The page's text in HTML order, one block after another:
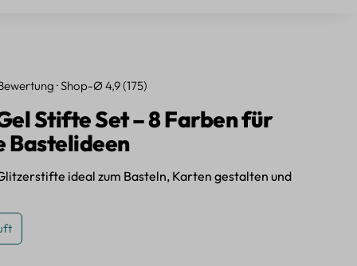
· Shop-Ø 4,9 (175)
Stifte Set – 8 Farben für
Bastelideen
ideal zum Basteln, Karten gestalten und